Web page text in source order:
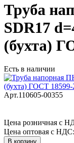
Труба
SDR17
(бухта)
Есть в наличии
Арт.110605-00355
Цена розничная с
Цена оптовая с